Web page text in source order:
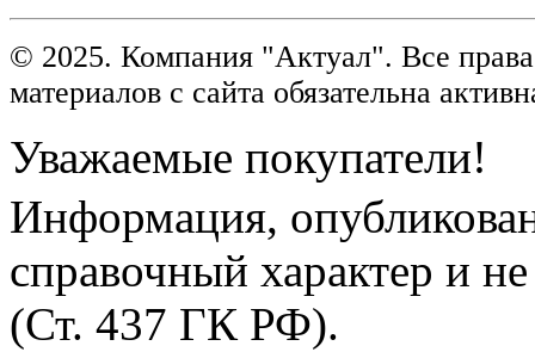
© 2025. Компания "Актуал". Все
материалов с сайта обязательна
Уважаемые покупатели!
Информация,
справочный характер и
(Ст. 437 ГК РФ).